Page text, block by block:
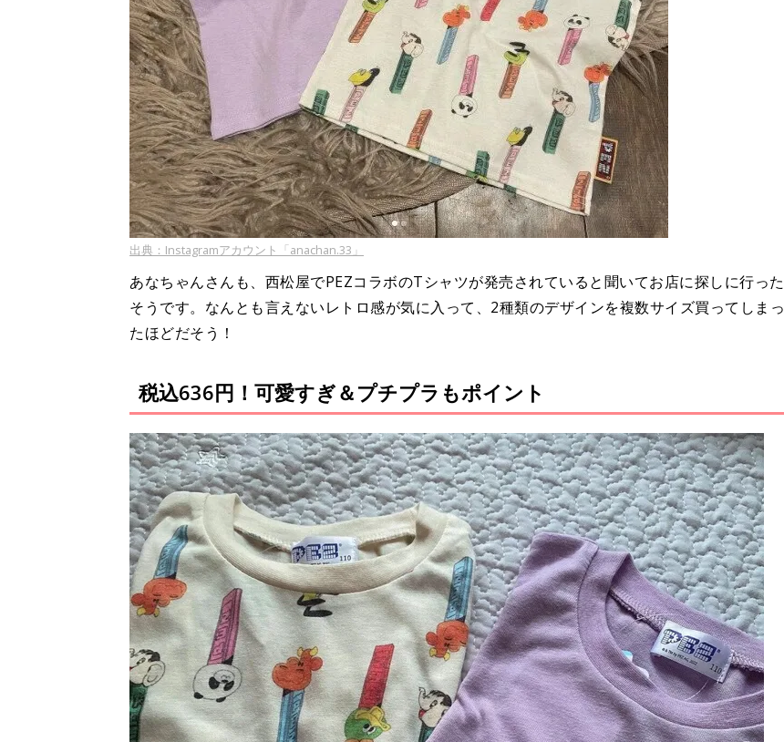
出典：Instagramアカウント「anachan.33」
あなちゃんさんも、西松屋でPEZコラボのTシャツが発売されていると聞いてお店に探しに行った
そうです。なんとも言えないレトロ感が気に入って、2種類のデザインを複数サイズ買ってしまっ
たほどだそう！
税込636円！可愛すぎ＆プチプラもポイント